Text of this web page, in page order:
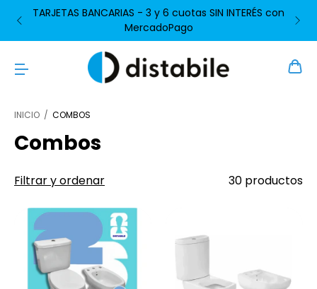
HORARIOS DE ATENCIÓN - lun a vie de 09 a 13 y de
14 a 17 hs / sab de 09 a 13 hs
INICIO / COMBOS
Combos
Filtrar y ordenar 30 productos